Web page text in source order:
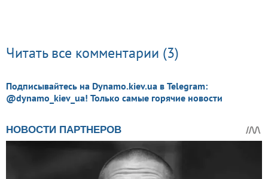
Читать все комментарии (3)
Подписывайтесь на Dynamo.kiev.ua в Telegram:
@dynamo_kiev_ua! Только самые горячие новости